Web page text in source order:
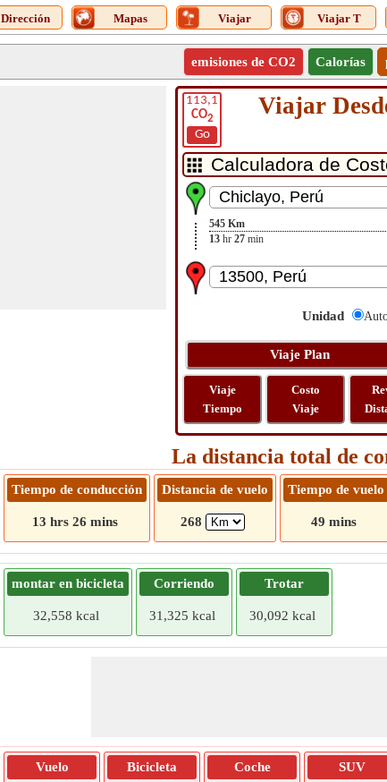
Dirección Mapas Viajar Viajar T
emisiones de CO2 Calorías
113,1
CO2
Go
Viajar
545 Km
13 hr 27 min
Unidad
Viaje
Tiempo
Costo
Viaje
La distancia total de
Tiempo de conducción
13 hrs 26 mins
Distancia de vuelo
268
Tiempo de vuelo
49 mins
montar en bicicleta
32,558 kcal
Corriendo
31,325 kcal
Trotar
30,092 kcal
Vuelo
Bicicleta
Coche
SUV